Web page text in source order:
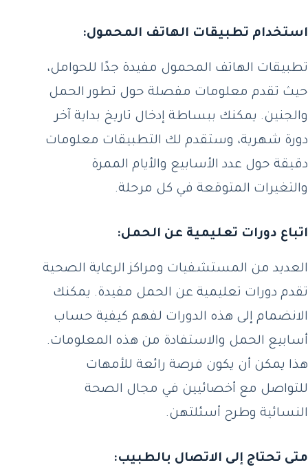
استخدام تطبيقات الهاتف المحمول:
تطبيقات الهاتف المحمول مفيدة جدًا للحوامل،
حيث تقدم معلومات مفصلة حول تطور الحمل
والجنين. يمكنك ببساطة إدخال تاريخ بداية آخر
دورة شهرية، وستقدم لك التطبيقات معلومات
دقيقة حول عدد الأسابيع والأيام الممرة
والتغيرات المتوقعة في كل مرحلة.
اتباع دورات تعليمية عن الحمل:
العديد من المستشفيات ومراكز الرعاية الصحية
تقدم دورات تعليمية عن الحمل مفيدة. يمكنك
الانضمام إلى هذه الدورات لفهم كيفية حساب
أسابيع الحمل والاستفادة من هذه المعلومات.
هذا يمكن أن يكون فرصة رائعة للأمهات
للتواصل مع أخصائيين في مجال الصحة
النسائية وطرح أسئلتهن.
متى تحتاج إلى الاتصال بالطبيب: